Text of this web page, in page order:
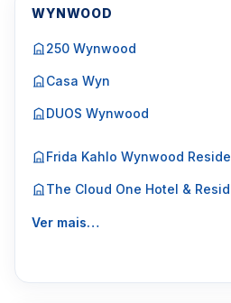
WYNWOOD
250 Wynwood
Casa Wyn
DUOS Wynwood
Frida Kahlo Wynwood
The Cloud One Hotel &
Ver mais…